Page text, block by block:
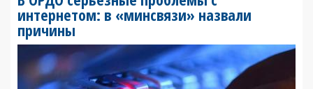
интернетом: в «минсвязи» назвали
причины